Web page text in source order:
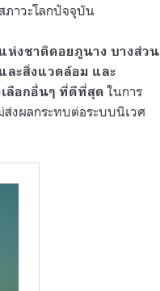
าวะโลกปัจจุบัน
งชาติดอยภูนาง บางส่วน
ละสิ่งแวดล้อม และ
ลือกอื่นๆ ที่ดีที่สุด ในการ
ส่งผลกระทบต่อระบบนิเวศ